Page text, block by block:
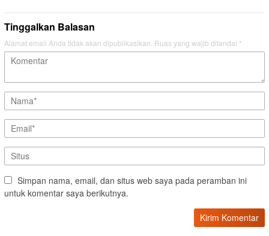
Tinggalkan Balasan
Alamat email Anda tidak akan dipublikasikan. Ruas yang wajib ditandai *
Simpan nama, email, dan situs web saya pada peramban ini
untuk komentar saya berikutnya.